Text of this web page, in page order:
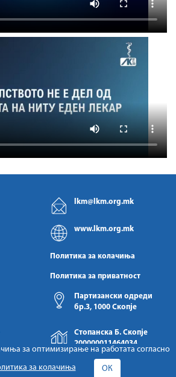
lkm@lkm.org.mk
www.lkm.org.mk
Политика за колачиња
Политика за приватност
Партизански одреди
бр.3, 1000 Скопје
Стопанска Б. Скопје
200000011464034
за оптимизирање на работата согласно
за колачиња ОК